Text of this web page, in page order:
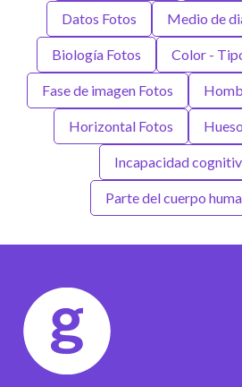
Datos Fotos Medio de
Biología Fotos Color -
Fase de imagen Fotos
Horizontal Fotos
Incapacidad
Parte del cuerpo